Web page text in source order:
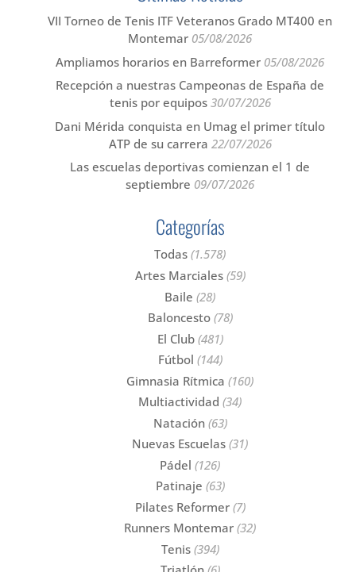
VII Torneo de Tenis ITF Veteranos Grado MT400 en
Montemar 05/08/2026
Ampliamos horarios en Barreformer 05/08/2026
Recepción a nuestras Campeonas de España de
tenis por equipos 30/07/2026
Dani Mérida conquista en Umag el primer título
ATP de su carrera 22/07/2026
Las escuelas deportivas comienzan el 1 de
septiembre 09/07/2026
Categorías
Todas (1.578)
Artes Marciales(59)
Baile (28)
Baloncesto(78)
El Club(481)
Fútbol (144)
Gimnasia Rítmica (160)
Multiactividad (34)
Natación(63)
Nuevas Escuelas (31)
Pádel (126)
Patinaje (63)
Pilates Reformer(7)
Runners Montemar (32)
Tenis(394)